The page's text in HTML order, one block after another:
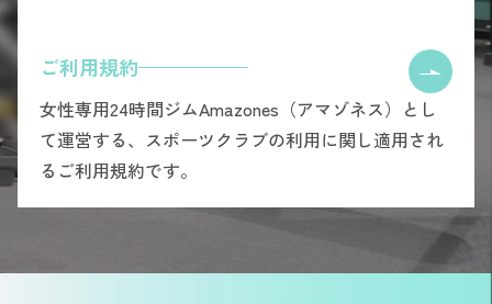
ご利用規約
女性専用24時間ジムAmazones（アマゾネス）とし
て運営する、スポーツクラブの利用に関し適用され
るご利用規約です。